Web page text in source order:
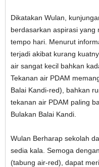
Dikatakan Wulan,
berdasarkan aspirasi yang
tempo hari. Menurut
terjadi akibat kurang
air sangat kecil bahkan
Tekanan air PDAM
Balai Kandi-red), bahkan
tekanan air PDAM paling
Bulakan Balai Kandi.
Wulan Berharap sekolah
sedia kala. Semoga
(tabung air-red), dapat